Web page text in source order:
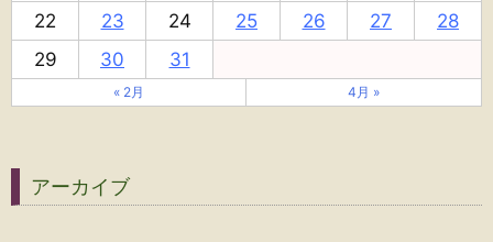
22
23 24 25 26 27
28
29
30 31
« 2月 4月 »
アーカイブ